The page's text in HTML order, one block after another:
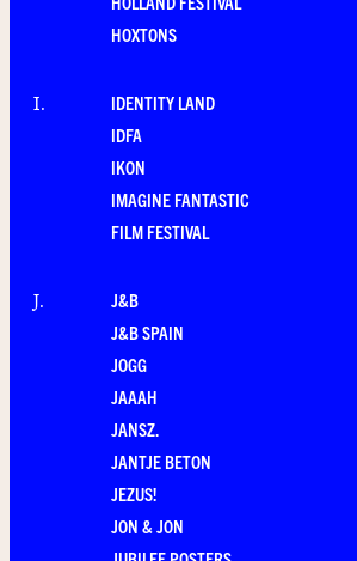
HOXTONS
I.
IDENTITY LAND
IDFA
IKON
IMAGINE FANTASTIC
FILM FESTIVAL
J.
J&B
J&B SPAIN
JOGG
JAAAH
JANSZ.
JANTJE BETON
JEZUS!
JON & JON